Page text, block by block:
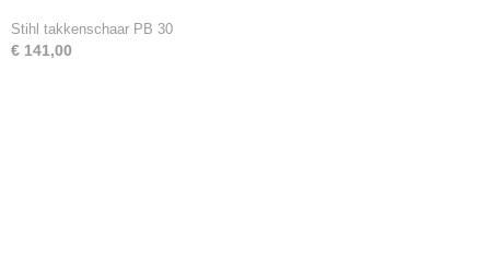
Stihl takkenschaar PB 30
€ 141,00